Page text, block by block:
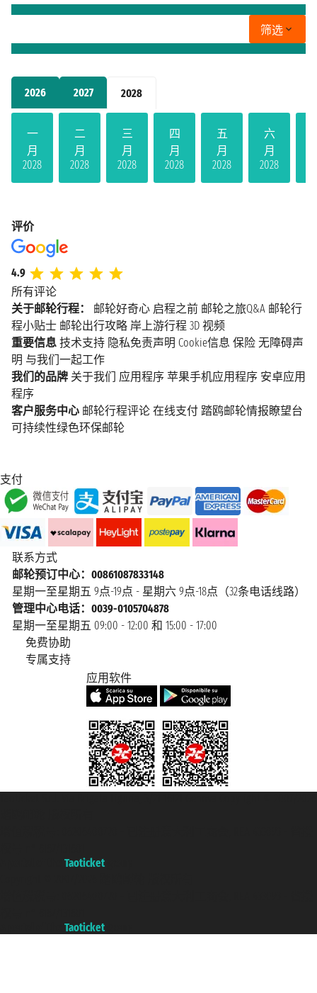
2026 2027 2028
一
月
2028
二
月
2028
三
月
2028
四
月
2028
五
月
2028
六
月
2028
筛选
评价
4.9
所有评论
关于邮轮行程：
邮轮好奇心 启程之前 邮轮之旅Q&A 邮轮行
程小贴士 邮轮出行攻略 岸上游行程 3D 视频
重要信息 技术支持 隐私免责声明 Cookie信息 保险 无障碍声
明 与我们一起工作
我们的品牌 关于我们 应用程序 苹果手机应用程序 安卓应用
程序
客户服务中心 邮轮行程评论 在线支付 踏鸥邮轮情报瞭望台
可持续性绿色环保邮轮
支付
联系方式
邮轮预订中心：00861087833148
星期一至星期五 9点-19点 - 星期六 9点-18点（32条电话线路）
管理中心电话：0039-0105704878
星期一至星期五 09:00 - 12:00 和 15:00 - 17:00
免费协助
专属支持
应用软件
Taoticket
Taoticket